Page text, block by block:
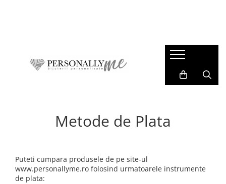
Pentru iubita / sotie
Pentru cadre didactice
Pentru Nasi
Pentru copii / bebelusi
Bratari dama
Cercei
Banuti Botez & Mot
Blessed Beginnings
Summer VibesMetode de Plata
Puteti cumpara produsele de pe site-ul
www.personallyme.ro folosind urmatoarele instrumente
de plata: